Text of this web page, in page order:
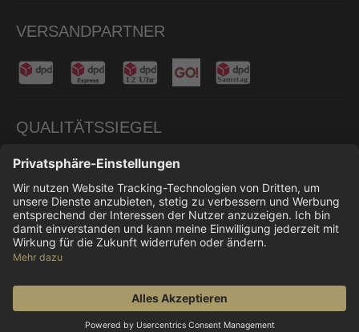
VERSANDPARTNER
QUALITÄTSSIEGEL
Alle Preise inkl. gesetzl. Mehrwertsteuer zzgl.
und ggf. Nachnahmegebühren, wenn
nicht anders angegeben.